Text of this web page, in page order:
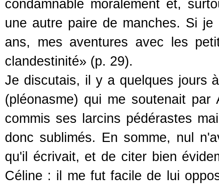
condamnable moralement et,
une autre paire de manches. Si
ans, mes aventures avec les
clandestinité» (p. 29).
Je discutais, il y a quelques jours
(pléonasme) qui me soutenait
commis ses larcins pédérastes
donc sublimés. En somme, nul
qu'il écrivait, et de citer bien
Céline : il me fut facile de lui